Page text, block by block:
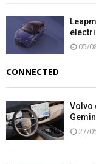
05/
CONNECTED
Volvo
27/